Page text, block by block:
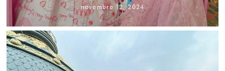
novembre 12, 2024